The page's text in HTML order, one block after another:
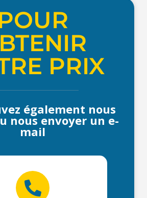
PRIX
également nous
nous envoyer un e-
mail